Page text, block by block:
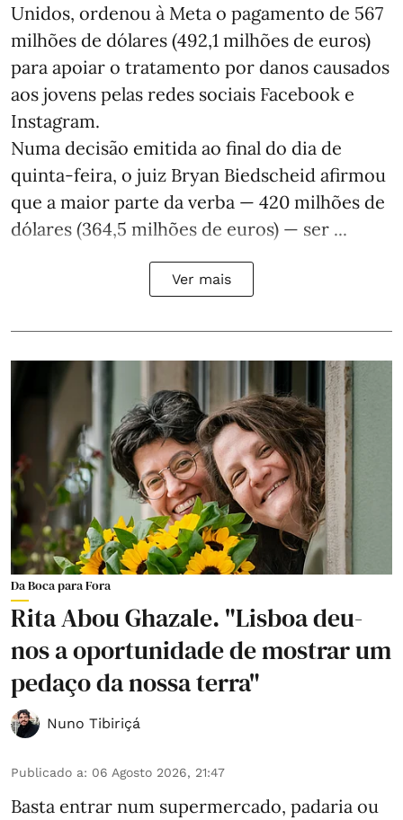
Unidos, ordenou à Meta o pagamento de 567
milhões de dólares (492,1 milhões de euros)
para apoiar o tratamento por danos causados
aos jovens pelas redes sociais Facebook e
Instagram.
Numa decisão emitida ao final do dia de
quinta-feira, o juiz Bryan Biedscheid afirmou
que a maior parte da verba — 420 milhões de
dólares (364,5 milhões de euros) — ser ...
Ver mais
Da Boca para Fora
Rita Abou Ghazale. "Lisboa deu-
nos a oportunidade de mostrar um
pedaço da nossa terra"
Nuno Tibiriçá
Publicado a: 06 Agosto 2026, 21:47
Basta entrar num supermercado, padaria ou